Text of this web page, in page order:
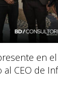
en
al CEO de